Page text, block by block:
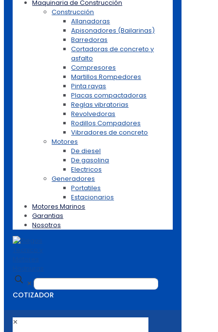
Maquinaria de Construcción
Construcción
Allanadoras
Apisonadores (Bailarinas)
Barredoras
Cortadoras de concreto y
asfalto
Compresores
Martillos Rompedores
Pinta rayas
Placas compactadoras
Reglas vibratorias
Revolvedoras
Rodillos Compadores
Vibradores de concreto
Motores
De diesel
De gasolina
Electricos
Generadores
Portatiles
Estacionarios
Motores Marinos
Garantias
Nosotros
✕
COTIZADOR
✕